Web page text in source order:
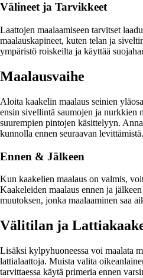
Välineet ja Tarvikkeet
Laattojen maalaamiseen tarvitset
maalauskapineet, kuten telan ja
ympäristö roiskeilta ja käyttää
Maalausvaihe
Aloita kaakelin maalaus seinien
ensin sivellintä saumojen ja nurkkien
suurempien pintojen käsittelyyn.
kunnolla ennen seuraavan levittämistä.
Ennen & Jälkeen
Kun kaakelien maalaus on valmis,
Kaakeleiden maalaus ennen ja
muutoksen, jonka maalaaminen saa
Välitilan ja
Lisäksi kylpyhuoneessa voi maalata
lattialaattoja. Muista valita
tarvittaessa käytä primeria ennen